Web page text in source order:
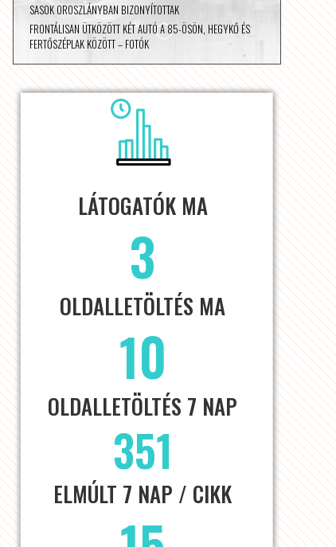
SASOK OROSZLÁNYBAN BIZONYÍTOTTAK
FRONTÁLISAN ÜTKÖZÖTT KÉT AUTÓ A 85-ÖSÖN, HEGYKŐ ÉS
FERTŐSZÉPLAK KÖZÖTT – FOTÓK
LÁTOGATÓK MA
3
OLDALLETÖLTÉS MA
10
OLDALLETÖLTÉS 7 NAP
351
ELMÚLT 7 NAP / CIKK